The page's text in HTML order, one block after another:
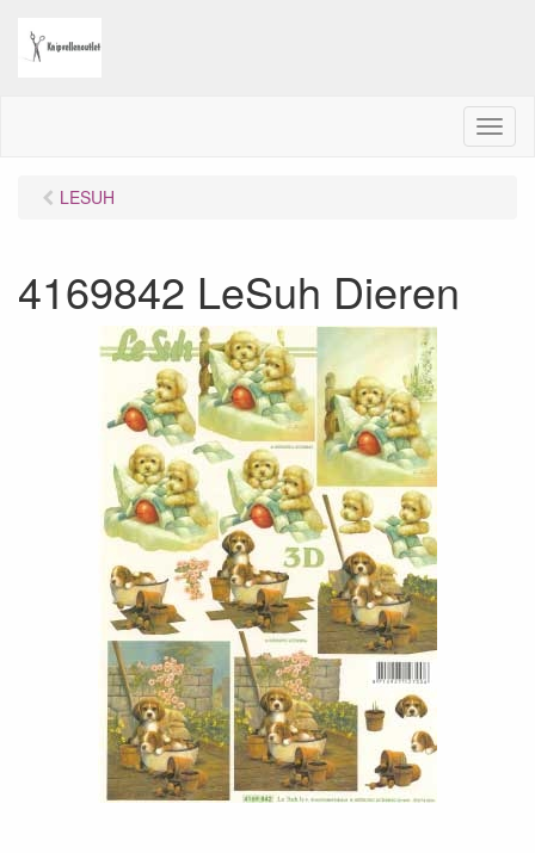
M
e
LESUH
4169842 LeSuh Dieren